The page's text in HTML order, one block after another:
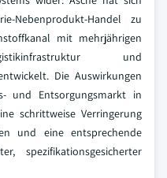
Nebenprodukt-Handel zu
mit mehrjährigen
und
Die Auswirkungen
und Entsorgungsmarkt in
schrittweise Verringerung
und eine entsprechende
spezifikationsgesicherter